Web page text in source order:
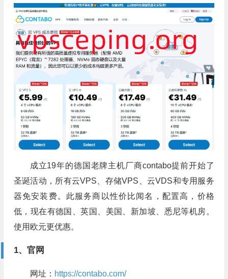
成立19年的德国老牌主机厂商contabo提前开始了
圣诞活动，所有云VPS、存储VPS、云VDS和专用服务
器免安装费。此服务商以性价比闻名，配置高，价格
低，现在有德国、英国、美国、新加坡、悉尼等机房。
使用欧元更优惠。
1、官网
网址： https://contabo.com/